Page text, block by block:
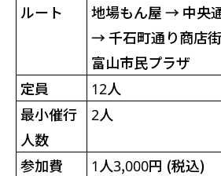
ルート
地場もん屋→中央
→千石町通り商店街
富山市民プラザ
定員
12人
最小催行
人数
2人
参加費
1人3,000円 (税込)